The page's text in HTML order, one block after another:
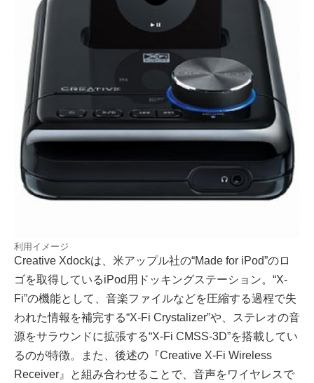
利用イメージ
Creative Xdockは、米アップル社の“Made for iPod”のロ
ゴを取得しているiPod用ドッキングステーション。“X-
Fi”の機能として、音楽ファイルなどを圧縮する過程で失
われた情報を補完する“X-Fi Crystalizer”や、ステレオの音
源をサラウンドに拡張する“X-Fi CMSS-3D”を搭載してい
るのが特徴。また、後述の『Creative X-Fi Wireless
Receiver』と組み合わせることで、音声をワイヤレスで